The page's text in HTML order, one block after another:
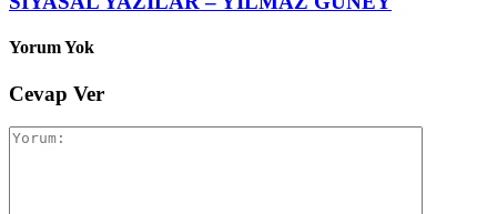
Yorum Yok
Cevap Ver